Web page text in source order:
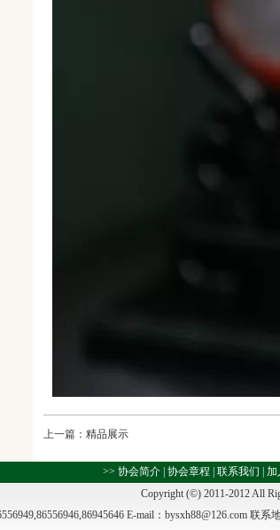
上一篇： 精品展示
>> 协会简介 协会章程 联系我们 加
Copyright (©) 2011-2012 All
E-mail：bysxh88@126.com